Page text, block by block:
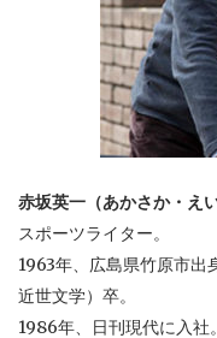
赤坂英一（あかさか・え
スポーツライター。
1963年、広島県竹原市出
近世文学）卒。
1986年、日刊現代に入社